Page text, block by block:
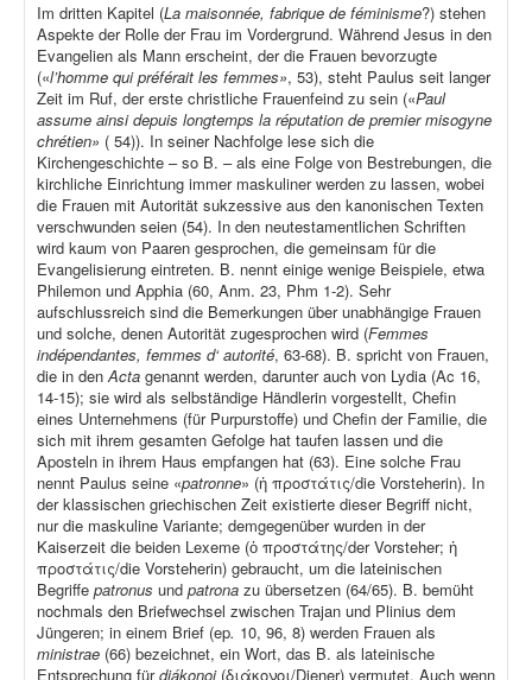
Im dritten Kapitel (La maisonnée, fabrique de féminisme?) stehen
Aspekte der Rolle der Frau im Vordergrund. Während Jesus in den
Evangelien als Mann erscheint, der die Frauen bevorzugte
(«l’homme qui préférait les femmes», 53), steht Paulus seit langer
Zeit im Ruf, der erste christliche Frauenfeind zu sein («Paul
assume ainsi depuis longtemps la réputation de premier misogyne
chrétien» ( 54)). In seiner Nachfolge lese sich die
Kirchengeschichte – so B. – als eine Folge von Bestrebungen, die
kirchliche Einrichtung immer maskuliner werden zu lassen, wobei
die Frauen mit Autorität sukzessive aus den kanonischen Texten
verschwunden seien (54). In den neutestamentlichen Schriften
wird kaum von Paaren gesprochen, die gemeinsam für die
Evangelisierung eintreten. B. nennt einige wenige Beispiele, etwa
Philemon und Apphia (60, Anm. 23, Phm 1-2). Sehr
aufschlussreich sind die Bemerkungen über unabhängige Frauen
und solche, denen Autorität zugesprochen wird (Femmes
indépendantes, femmes d‘ autorité, 63-68). B. spricht von Frauen,
die in denActa genannt werden, darunter auch von Lydia (Ac 16,
14-15); sie wird als selbständige Händlerin vorgestellt, Chefin
eines Unternehmens (für Purpurstoffe) und Chefin der Familie, die
sich mit ihrem gesamten Gefolge hat taufen lassen und die
Aposteln in ihrem Haus empfangen hat (63). Eine solche Frau
nennt Paulus seine «patronne» (ἡ προστάτις/die Vorsteherin). In
der klassischen griechischen Zeit existierte dieser Begriff nicht,
nur die maskuline Variante; demgegenüber wurden in der
Kaiserzeit die beiden Lexeme (ὁ προστάτης/der Vorsteher; ἡ
προστάτις/die Vorsteherin) gebraucht, um die lateinischen
Begriffe patronus und patrona zu übersetzen (64/65). B. bemüht
nochmals den Briefwechsel zwischen Trajan und Plinius dem
Jüngeren; in einem Brief (ep. 10, 96, 8) werden Frauen als
ministrae (66) bezeichnet, ein Wort, das B. als lateinische
Entsprechung fürdiákonoi (διάκονοι/Diener) vermutet. Auch wenn